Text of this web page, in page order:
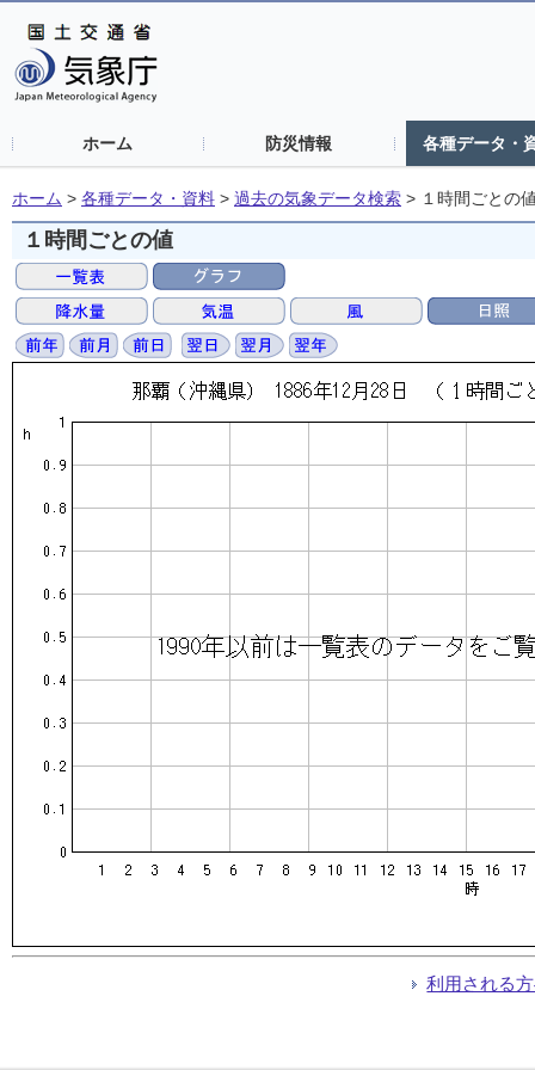
ホーム 防災情報 各種データ・
ホーム > 各種データ・資料 > 過去の気象データ検索 > １時間ごとの
１時間ごとの値
利用される